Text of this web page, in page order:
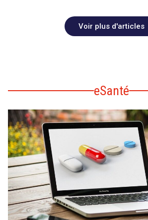
Voir plus d'articles
eSanté
search